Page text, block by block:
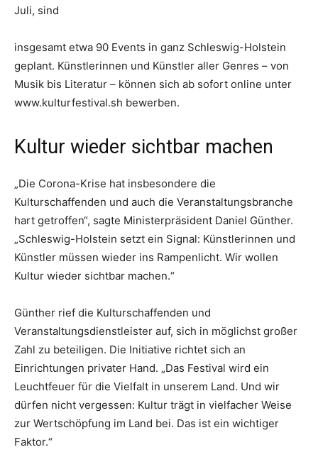
Juli, sind
insgesamt etwa 90 Events in ganz Schleswig-Holstein
geplant. Künstlerinnen und Künstler aller Genres – von
Musik bis Literatur – können sich ab sofort online unter
www.kulturfestival.sh bewerben.
Kultur wieder sichtbar machen
„Die Corona-Krise hat insbesondere die
Kulturschaffenden und auch die Veranstaltungsbranche
hart getroffen“, sagte Ministerpräsident Daniel Günther.
„Schleswig-Holstein setzt ein Signal: Künstlerinnen und
Künstler müssen wieder ins Rampenlicht. Wir wollen
Kultur wieder sichtbar machen.“
Günther rief die Kulturschaffenden und
Veranstaltungsdienstleister auf, sich in möglichst großer
Zahl zu beteiligen. Die Initiative richtet sich an
Einrichtungen privater Hand. „Das Festival wird ein
Leuchtfeuer für die Vielfalt in unserem Land. Und wir
dürfen nicht vergessen: Kultur trägt in vielfacher Weise
zur Wertschöpfung im Land bei. Das ist ein wichtiger
Faktor.“